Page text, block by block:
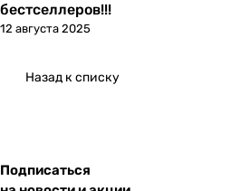
бестселлеров!!!
12 августа 2025
Назад к списку
Подписаться